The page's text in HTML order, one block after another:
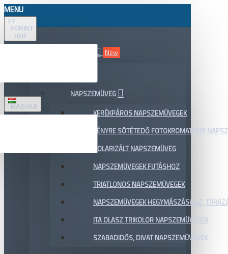
MENU
FT
FORINT
HUF
MAGYAR
New
NAPSZEMÜVEG
KERÉKPÁROS NAPSZEMÜVEGEK
FÉNYRE SÖTÉTEDŐ FOTOKROMATIKUS
POLARIZÁLT NAPSZEMÜVEG
NAPSZEMÜVEGEK FUTÁSHOZ
TRIATLONOS NAPSZEMÜVEGEK
NAPSZEMÜVEGEK HEGYMÁSZÁSHOZ,
ITA OLASZ TRIKOLOR NAPSZEMÜVEGEK
SZABADIDŐS, DIVAT NAPSZEMÜVEGEK